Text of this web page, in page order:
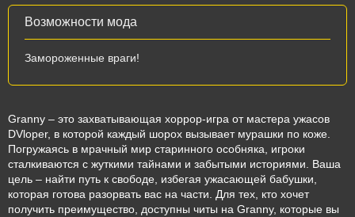
Возможности мода
Замороженные враги!
Granny – это захватывающая хоррор-игра от мастера ужасов
DVloper, в которой каждый шорох вызывает мурашки по коже.
Погружаясь в мрачный мир старинного особняка, игроки
сталкиваются с жуткими тайнами и забытыми историями. Ваша
цель – найти путь к свободе, избегая ужасающей бабушки,
которая готова разорвать вас на части. Для тех, кто хочет
получить преимущество, доступны читы на Granny, которые вы